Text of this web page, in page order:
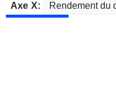
Axe X: